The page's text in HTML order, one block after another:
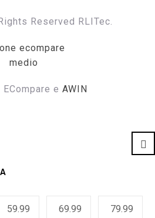
Reserved RLITec.
E ECONOMIZE
brasileiros
e AWIN
59.99 69.99 79.99